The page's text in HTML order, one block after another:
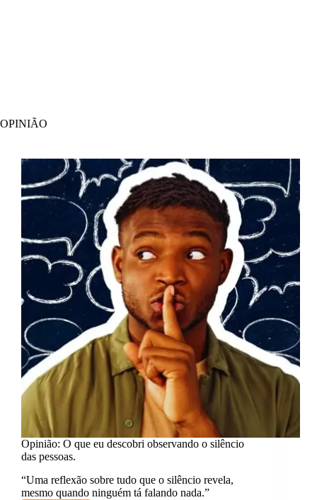
OPINIÃO
Opinião: O que eu descobri observando o silêncio
das pessoas.
“Uma reflexão sobre tudo que o silêncio revela,
mesmo quando ninguém tá falando nada.”